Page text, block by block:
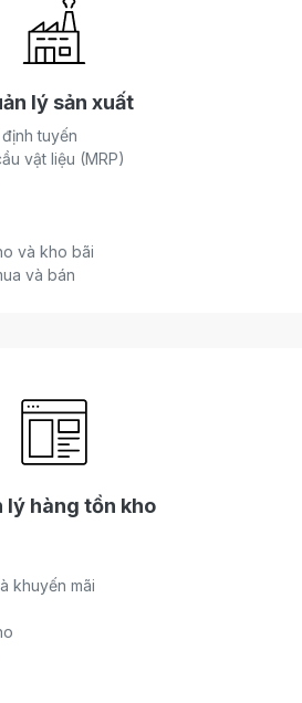
lý sản xuất
tuyến
vật liệu (MRP)
và kho bãi
và bán
lý hàng tồn kho
khuyến mãi